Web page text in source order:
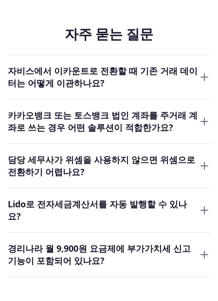
자주 묻는 질문
자비스에서 이카운트로 전환할 때 기존 거래 데이
터는 어떻게 이관하나요?
카카오뱅크 또는 토스뱅크 법인 계좌를 주거래 계
좌로 쓰는 경우 어떤 솔루션이 적합한가요?
담당 세무사가 위셈을 사용하지 않으면 위셈으로
전환하기 어렵나요?
Lido로 전자세금계산서를 자동 발행할 수 있나
요?
경리나라 월 9,900원 요금제에 부가가치세 신고
기능이 포함되어 있나요?